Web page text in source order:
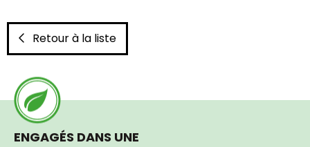
Retour à la liste
ENGAGÉS DANS UNE